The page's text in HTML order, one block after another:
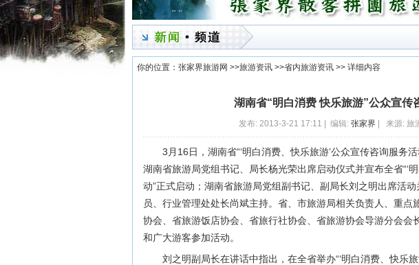
你的位置： 张家界旅游网 >>旅游资讯 >>省内旅游资讯 >> 详细内容
湖南省“明白消费 快乐旅游”公众宣传
发布: 2013-3-21 17:11 | 编辑: 张家界 | 来源: 旅
3月16日，湖南省“‘明白消费、快乐旅游’公众宣传咨询服务
湖南省旅游局党组书记、局长杨光荣出席启动仪式并宣布全省“‘
动”正式启动；湖南省旅游局党组副书记、副局长刘之明出席活
员、行业管理处处长尚斌主持。省、市旅游局相关负责人、重
协会、省旅游饭店协会、省旅行社协会、省旅游协会导游分会会
和广大游客参加活动。
刘之明副局长在讲话中指出，在全省举办“‘明白消费、快乐